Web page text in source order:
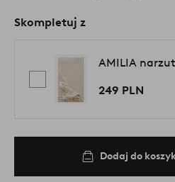
Skompletuj z
AMILIA
249 PLN
Dodaj do